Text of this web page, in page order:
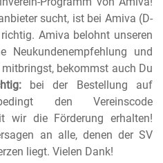
sucht, ist bei Amiva (D-
Amiva belohnt unseren
Neukundenempfehlung und
bekommst auch Du
bei der Bestellung auf
den Vereinscode
wir die Förderung erhalten!
an alle, denen der SV
liegt. Vielen Dank!